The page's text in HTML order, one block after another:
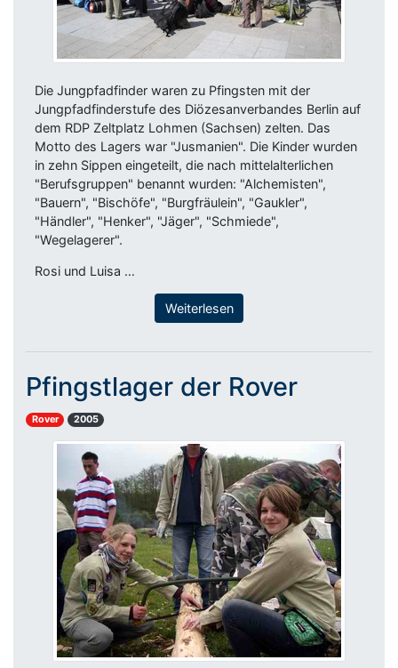
Die Jungpfadfinder waren zu Pfingsten mit der
Jungpfadfinderstufe des Diözesanverbandes Berlin auf
dem RDP Zeltplatz Lohmen (Sachsen) zelten. Das
Motto des Lagers war "Jusmanien". Die Kinder wurden
in zehn Sippen eingeteilt, die nach mittelalterlichen
"Berufsgruppen" benannt wurden: "Alchemisten",
"Bauern", "Bischöfe", "Burgfräulein", "Gaukler",
"Händler", "Henker", "Jäger", "Schmiede",
"Wegelagerer".
Rosi und Luisa …
Weiterlesen
Pfingstlager der Rover
Rover 2005